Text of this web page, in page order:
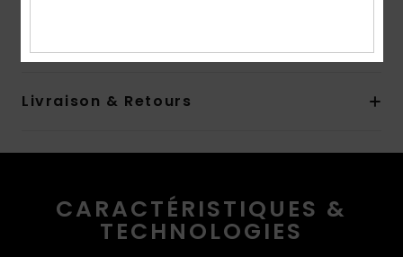
Livraison & Retours
CARACTÉRISTIQUES &
TECHNOLOGIES